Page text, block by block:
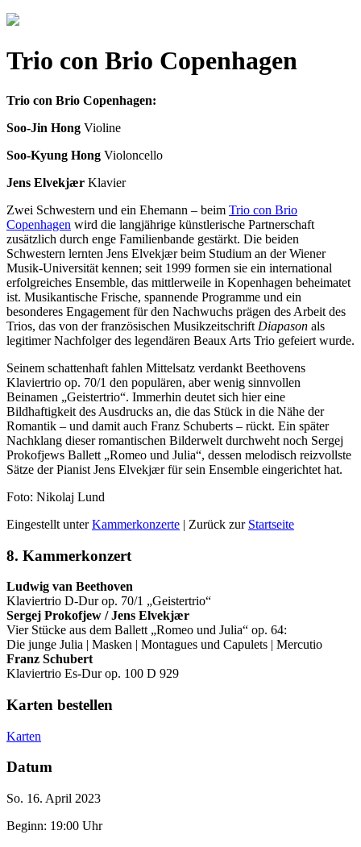
Trio con Brio Copenhagen
Trio con Brio Copenhagen:
Soo-Jin Hong Violine
Soo-Kyung Hong Violoncello
Jens Elvekjær Klavier
Zwei Schwestern und ein Ehemann – beim Trio con Brio
Copenhagen wird die langjährige künstlerische Partnerschaft
zusätzlich durch enge Familien­bande gestärkt. Die beiden
Schwestern lernten Jens Elvekjær beim Studium an der Wiener
Musik-Universität kennen; seit 1999 formen sie ein international
erfolgreiches Ensemble, das mittlerweile in Kopenhagen beheimatet
ist. Musikantische Frische, spannende Programme und ein
besonderes Engagement für den Nachwuchs prägen des Arbeit des
Trios, das von der französischen Musikzeitschrift Diapason als
legitimer Nachfolger des legendären Beaux Arts Trio gefeiert wurde.
Seinem schattenhaft fahlen Mittelsatz verdankt Beethovens
Klaviertrio op. 70/1 den populären, aber wenig sinnvollen
Beinamen „Geistertrio“. Immerhin deutet sich hier eine
Bildhaftigkeit des Ausdrucks an, die das Stück in die Nähe der
Romantik – und damit auch Franz Schuberts – rückt. Ein später
Nachklang dieser romantischen Bilderwelt durchweht noch Sergej
Prokofjews Ballett „Romeo und Julia“, dessen melodisch reizvollste
Sätze der Pianist Jens Elvekjær für sein Ensemble eingerichtet hat.
Foto: Nikolaj Lund
Eingestellt unterKammerkonzerte | Zurück zur Startseite
8. Kammerkonzert
Ludwig van Beethoven
Klaviertrio D-Dur op. 70/1 „Geistertrio“
Sergej Prokofjew / Jens Elvekjær
Vier Stücke aus dem Ballett „Romeo und Julia“ op. 64:
Die junge Julia | Masken | Montagues und Capulets | Mercutio
Franz Schubert
Klaviertrio Es-Dur op. 100 D 929
Karten bestellen
Karten
Datum
So. 16. April 2023
Beginn: 19:00 Uhr